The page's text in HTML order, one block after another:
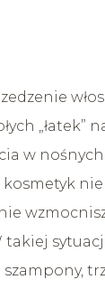
„łatek”
w
kosmetyk